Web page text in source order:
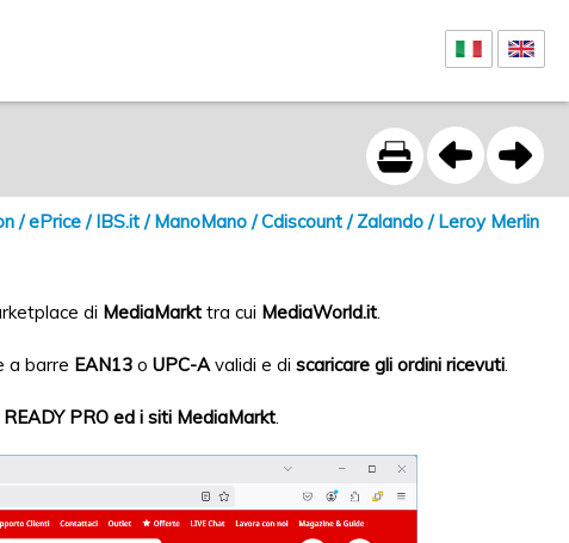
/ ePrice / IBS.it / ManoMano / Cdiscount / Zalando / Leroy Merlin
di MediaMarkt tra cui MediaWorld.it.
a barre EAN13 o UPC-Avalidi e di scaricare gli ordini ricevuti.
PRO ed i siti MediaMarkt.